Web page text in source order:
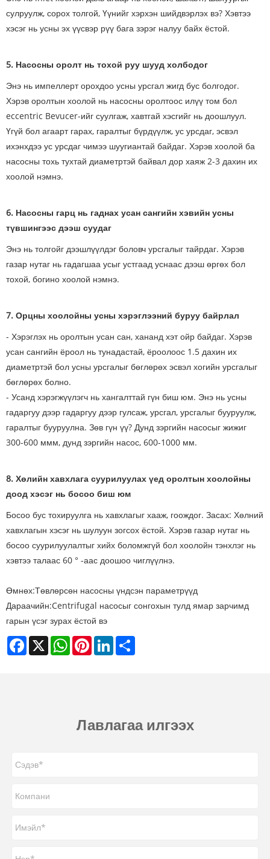
сулруулж, сорох толгой, Үүнийг хэрхэн шийдвэрлэх вэ? Хэвтээ
хэсэг нь усны эх үүсвэр рүү бага зэрэг налуу байх ёстой.
5. Насосны оролт нь тохой руу шууд холбодог
Энэ нь импеллерт орохдоо усны урсгал жигд бус болгодог.
Хэрэв оролтын хоолой нь насосны оролтоос илүү том бол
eccentric Bevucer-ийг суулгаж, хавтгай хэсгийг нь доошлуул.
Үгүй бол агаарт гарах, гаралтыг бүрдүүлж, ус урсдаг, эсвэл
ихэнхдээ ус урсдаг чимээ шуугиантай байдаг. Хэрэв хоолой ба
насосны тохь тухтай диаметртэй байвал дор хаяж 2-3 дахин их
хоолой нэмнэ.
6. Насосны гарц нь гаднах усан сангийн хэвийн усны
түвшингээс дээш суудаг
Энэ нь толгойг дээшлүүлдэг боловч урсгалыг тайрдаг. Хэрэв
газар нутаг нь гадагшаа усыг устгаад уснаас дээш өргөх бол
тохой, богино хоолой нэмнэ.
7. Орцны хоолойны усны хэрэглээний буруу байрлал
- Хэрэглэх нь оролтын усан сан, хананд хэт ойр байдаг. Хэрэв
усан сангийн ёроол нь тунадастай, ёроолоос 1.5 дахин их
диаметртэй бол усны урсгалыг бөглөрөх эсвэл хогийн урсгалыг
бөглөрөх болно.
- Усанд хэрэгжүүлэгч нь хангалттай гүн биш юм. Энэ нь усны
гадаргуу дээр гадаргуу дээр гулсаж, урсгал, урсгалыг бууруулж,
гаралтыг бууруулна. Зөв гүн үү? Дунд зэргийн насосыг жижиг
300-600 ммм, дунд зэргийн насос, 600-1000 мм.
8. Хөлийн хавхлага суурилуулах үед оролтын хоолойны
доод хэсэг нь босоо биш юм
Босоо бус тохируулга нь хавхлагыг хааж, гоождог. Засах: Хөлний
хавхлагын хэсэг нь шулуун зогсох ёстой. Хэрэв газар нутаг нь
босоо суурилуулалтыг хийх боломжгүй бол хоолойн тэнхлэг нь
хэвтээ талаас 60 ° -аас доошоо чиглүүлнэ.
Өмнөх:Төвлөрсөн насосны үндсэн параметрүүд
Дараачийн:Centrifugal насосыг сонгохын тулд ямар зарчимд
гарын үсэг зурах ёстой вэ
Facebook
X WhatsAppPinterestLinkedIn
Лавлагаа илгээх